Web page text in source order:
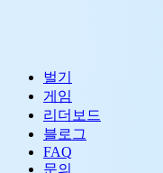
벌기
게임
리더보드
블로그
FAQ
문의